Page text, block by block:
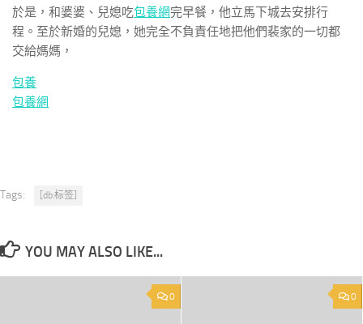
於是，和婆婆、兒媳吃包養網完早餐，他立馬下城去安排行
程。至於新婚的兒媳，她完全不負責任地把他們裴家的一切都
交給媽媽，
包養
包養網
Tags: [db:标签]
YOU MAY ALSO LIKE...
0 0